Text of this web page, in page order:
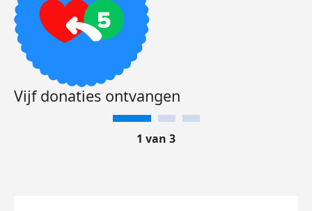
Vijf donaties ontvangen
1 van 3